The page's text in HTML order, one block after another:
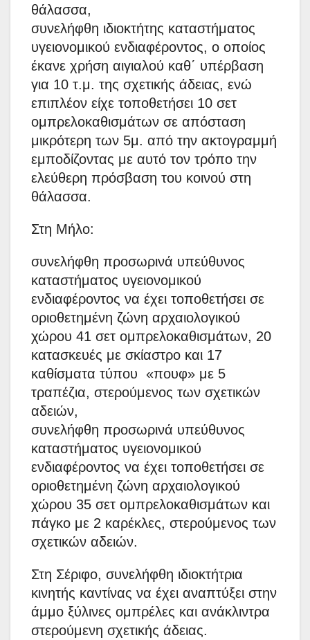
θάλασσα,
συνελήφθη ιδιοκτήτης καταστήματος
υγειονομικού ενδιαφέροντος, ο οποίος
έκανε χρήση αιγιαλού καθ΄ υπέρβαση
για 10 τ.μ. της σχετικής άδειας, ενώ
επιπλέον είχε τοποθετήσει 10 σετ
ομπρελοκαθισμάτων σε απόσταση
μικρότερη των 5μ. από την ακτογραμμή
εμποδίζοντας με αυτό τον τρόπο την
ελεύθερη πρόσβαση του κοινού στη
θάλασσα.
Στη Μήλο:
συνελήφθη προσωρινά υπεύθυνος
καταστήματος υγειονομικού
ενδιαφέροντος να έχει τοποθετήσει σε
οριοθετημένη ζώνη αρχαιολογικού
χώρου 41 σετ ομπρελοκαθισμάτων, 20
κατασκευές με σκίαστρο και 17
καθίσματα τύπου «πουφ» με 5
τραπέζια, στερούμενος των σχετικών
αδειών,
συνελήφθη προσωρινά υπεύθυνος
καταστήματος υγειονομικού
ενδιαφέροντος να έχει τοποθετήσει σε
οριοθετημένη ζώνη αρχαιολογικού
χώρου 35 σετ ομπρελοκαθισμάτων και
πάγκο με 2 καρέκλες, στερούμενος των
σχετικών αδειών.
Στη Σέριφο, συνελήφθη ιδιοκτήτρια
κινητής καντίνας να έχει αναπτύξει στην
άμμο ξύλινες ομπρέλες και ανάκλιντρα
στερούμενη σχετικής άδειας.